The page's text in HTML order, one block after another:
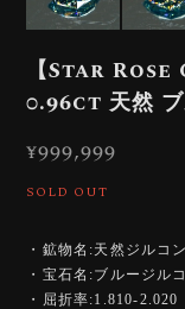
【Star Rose
0.96ct 天然 ブ
¥999,999
SOLD OUT
・鉱物名:天然ジルコン
・宝石名:ブルージル
・屈折率:1.810-2.020